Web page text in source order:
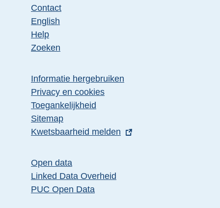
Contact
English
Help
Zoeken
Informatie hergebruiken
Privacy en cookies
Toegankelijkheid
Sitemap
E
t
e
r
Kwetsbaarheid melden
Open data
Linked Data Overheid
PUC Open Data